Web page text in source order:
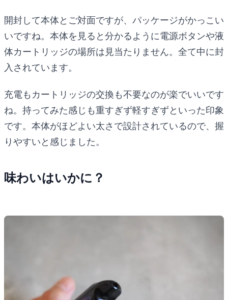
開封して本体とご対面ですが、パッケージがかっこい
いですね。本体を見ると分かるように電源ボタンや液
体カートリッジの場所は見当たりません。全て中に封
入されています。
充電もカートリッジの交換も不要なのが楽でいいです
ね。持ってみた感じも重すぎず軽すぎずといった印象
です。本体がほどよい太さで設計されているので、握
りやすいと感じました。
味わいはいかに？